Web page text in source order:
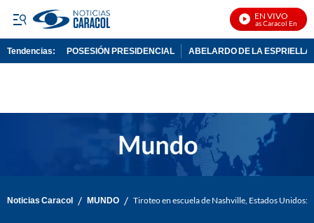
EN VIVO
Noticias Caracol En Vivo
Tendencias: POSESIÓN PRESIDENCIAL ABELARDO DE LA ESPRIELLA
Noticias Caracol / MUNDO / Tiroteo en escuela de Nashville, Estados Unidos: